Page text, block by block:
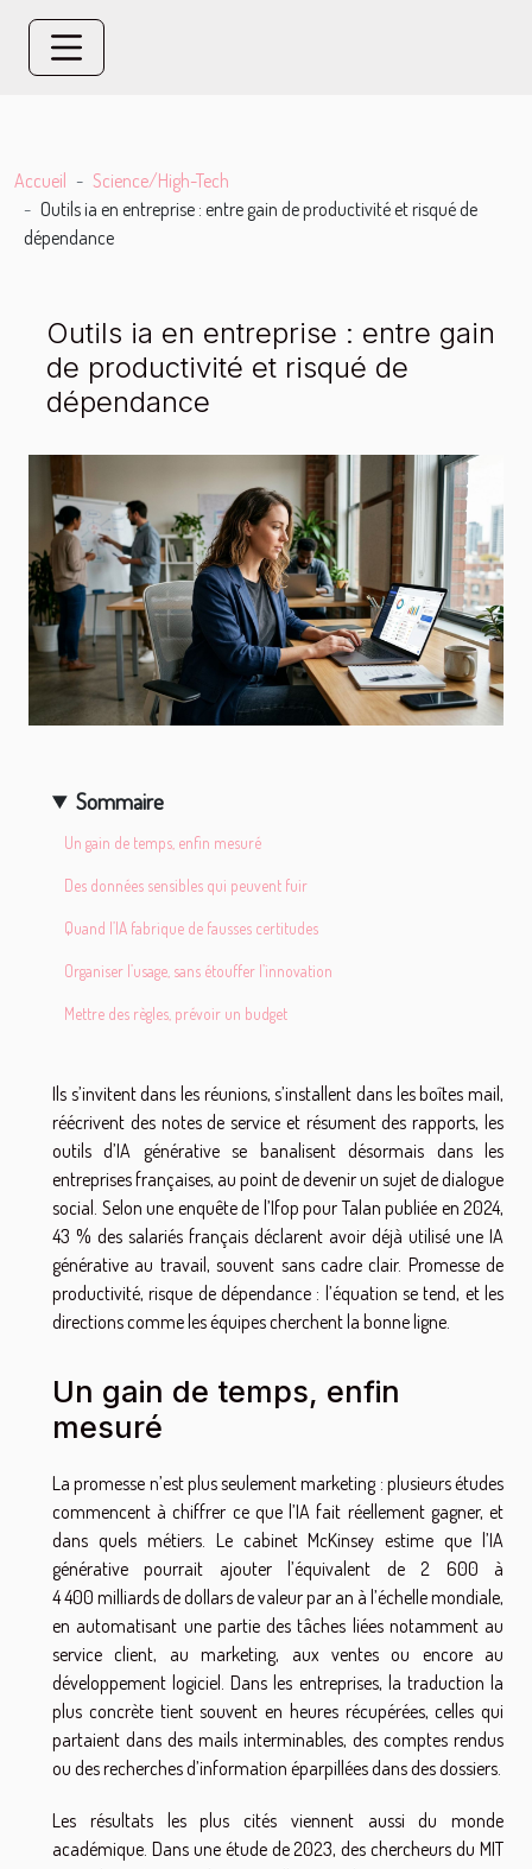
Accueil
Science/High-Tech
Outils ia en entreprise : entre gain de productivité et risqué de
dépendance
Outils ia en entreprise : entre gain
de productivité et risqué de
dépendance
Sommaire
Un gain de temps, enfin mesuré
Des données sensibles qui peuvent fuir
Quand l’IA fabrique de fausses certitudes
Organiser l’usage, sans étouffer l’innovation
Mettre des règles, prévoir un budget
Ils s’invitent dans les réunions, s’installent dans les boîtes mail,
réécrivent des notes de service et résument des rapports, les
outils d’IA générative se banalisent désormais dans les
entreprises françaises, au point de devenir un sujet de dialogue
social. Selon une enquête de l’Ifop pour Talan publiée en 2024,
43 % des salariés français déclarent avoir déjà utilisé une IA
générative au travail, souvent sans cadre clair. Promesse de
productivité, risque de dépendance : l’équation se tend, et les
directions comme les équipes cherchent la bonne ligne.
Un gain de temps, enfin
mesuré
La promesse n’est plus seulement marketing : plusieurs études
commencent à chiffrer ce que l’IA fait réellement gagner, et
dans quels métiers. Le cabinet McKinsey estime que l’IA
générative pourrait ajouter l’équivalent de 2 600 à
4 400 milliards de dollars de valeur par an à l’échelle mondiale,
en automatisant une partie des tâches liées notamment au
service client, au marketing, aux ventes ou encore au
développement logiciel. Dans les entreprises, la traduction la
plus concrète tient souvent en heures récupérées, celles qui
partaient dans des mails interminables, des comptes rendus
ou des recherches d’information éparpillées dans des dossiers.
Les résultats les plus cités viennent aussi du monde
académique. Dans une étude de 2023, des chercheurs du MIT